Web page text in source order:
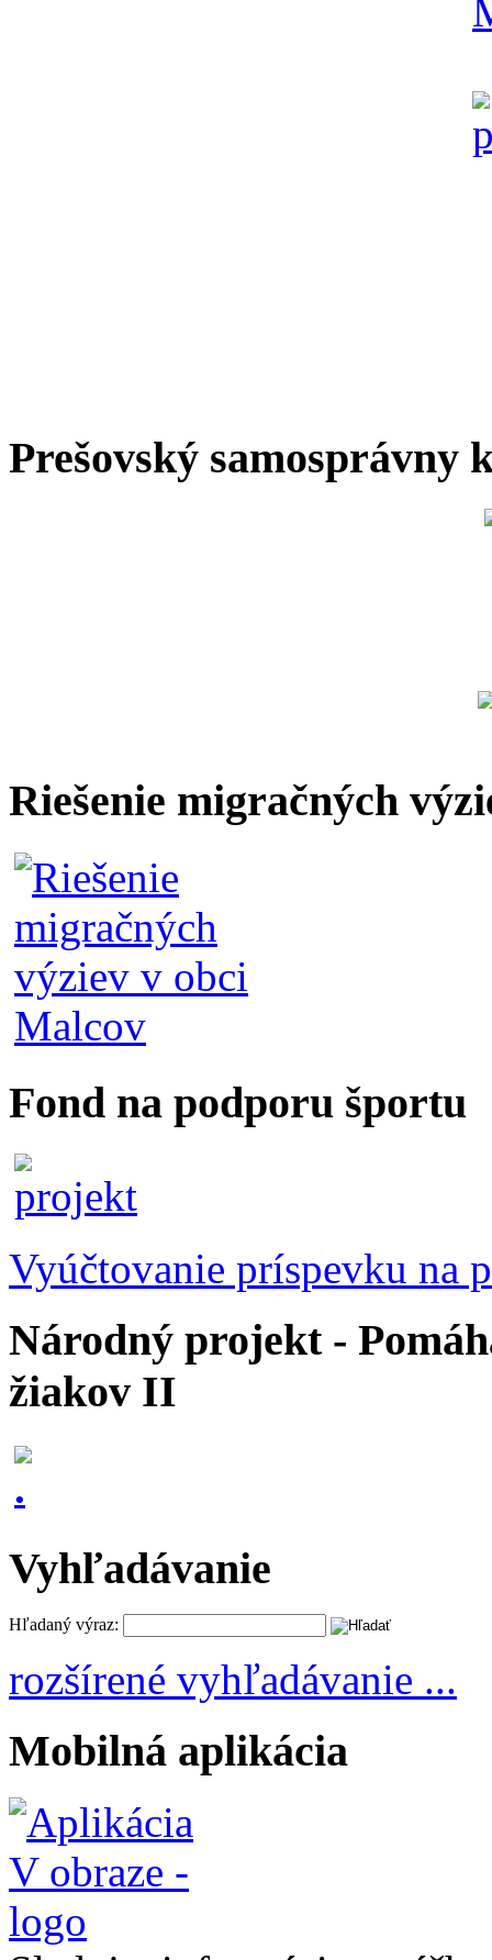
Prešovský samosprávny
Riešenie migračných
Fond na podporu športu
Vyúčtovanie príspevku na
Národný projekt -
žiakov II
Vyhľadávanie
Hľadaný výraz:
rozšírené vyhľadávanie ...
Mobilná aplikácia